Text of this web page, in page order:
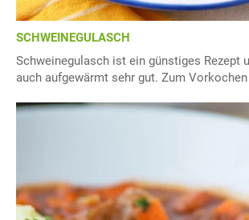
SCHWEINEGULASCH
Schweinegulasch ist ein günstiges Rezept
auch aufgewärmt sehr gut. Zum